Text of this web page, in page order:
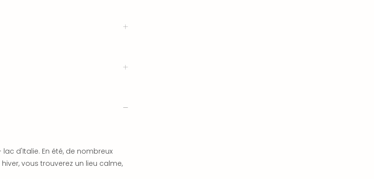
d'Italie. En été, de nombreux
vous trouverez un lieu calme,